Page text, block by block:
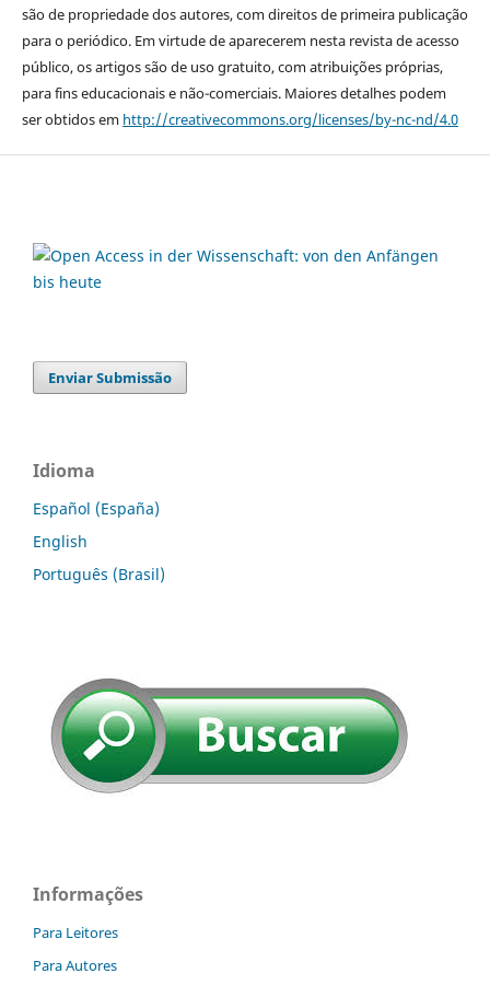
são de propriedade dos autores, com direitos de primeira publicação
para o periódico. Em virtude de aparecerem nesta revista de acesso
público, os artigos são de uso gratuito, com atribuições próprias,
para fins educacionais e não-comerciais. Maiores detalhes podem
ser obtidos em http://creativecommons.org/licenses/by-nc-nd/4.0
Enviar Submissão
Idioma
Español (España)
English
Português (Brasil)
Informações
Para Leitores
Para Autores